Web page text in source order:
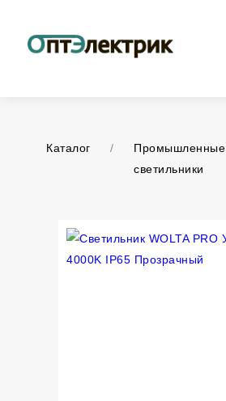
Каталог /
Промышленные
светильники